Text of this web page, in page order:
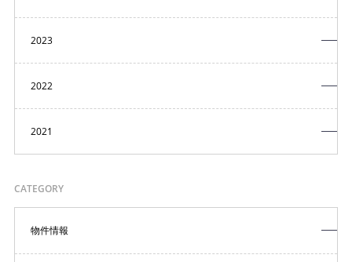
2023
2022
2021
CATEGORY
物件情報